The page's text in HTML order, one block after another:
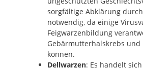
sorgfältige Abklärung
notwendig, da einige
Feigwarzenbildung
Gebärmutterhalskrebs und
können.
Dellwarzen: Es handelt